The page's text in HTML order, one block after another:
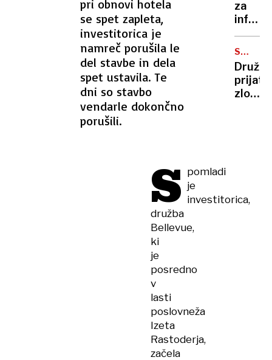
pri obnovi hotela
se spet zapleta,
investitorica je
namreč porušila le
del stavbe in dela
spet ustavila. Te
dni so stavbo
vendarle dokončno
porušili.
S pomladi
je
investitorica,
družba
Bellevue,
ki
je
posredno
v
lasti
poslovneža
Izeta
Rastoderja,
začela
za
pilotov
boj z
ki ga
potniki
ne
SPOLNI
NAPAD